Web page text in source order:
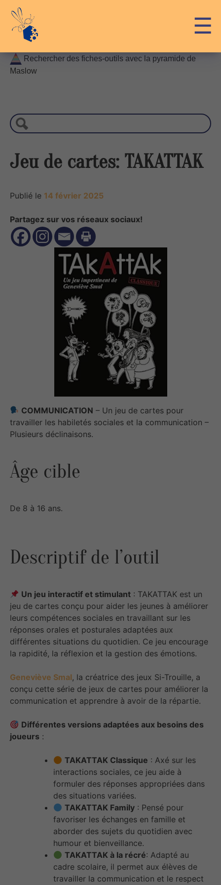
content
☰
Rechercher des fiches-outils avec la pyramide de
Maslow
c
h
c
Jeu de cartes: TAKATTAK
Publié le 14 février 2025
Partagez sur vos réseaux sociaux!
COMMUNICATION – Un jeu de cartes pour
travailler les habiletés sociales et la communication –
Plusieurs déclinaisons.
Âge cible
De 8 à 16 ans.
Descriptif de l’outil
Un jeu interactif et stimulant : TAKATTAK est un
jeu de cartes conçu pour aider les jeunes à améliorer
leurs compétences sociales en travaillant sur les
réponses orales et posturales adaptées aux
différentes situations du quotidien. Ce jeu encourage
la rapidité, la réflexion et la gestion des émotions.
Geneviève Smal, la créatrice des jeux Si-Trouille, a
conçu cette série de jeux de cartes pour améliorer la
communication et apprendre à avoir de la répartie.
Différentes versions adaptées aux besoins des
joueurs :
TAKATTAK Classique : Axé sur les
interactions sociales, ce jeu aide à
formuler des réponses appropriées dans
des situations variées.
TAKATTAK Family : Pensé pour
favoriser les échanges en famille et
aborder des sujets du quotidien avec
humour et bienveillance.
TAKATTAK à la récré: Adapté au
cadre scolaire, il permet aux élèves de
travailler la communication et le respect